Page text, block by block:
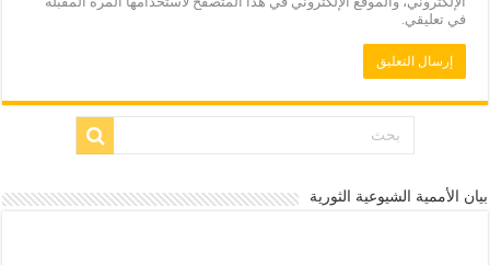
في تعليقي.
بيان الأممية الشيوعية الثورية